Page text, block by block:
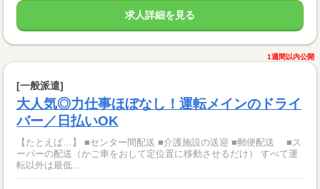
求人詳細を見る
1週間以内公開
[一般派遣]
大人気◎力仕事ほぼなし！運転メインのドライ
バー／日払いOK
【たとえば…】 ■センター間配送 ■介護施設の送迎 ■郵便配送 ■ス
ーパーの配送（かご車をおして定位置に移動させるだけ） すべて運
転以外は最低...